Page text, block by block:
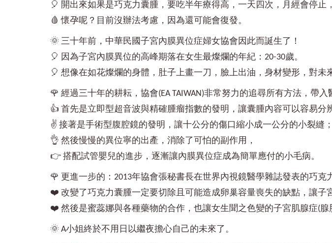
🎈 開出來如果是巧克力囊腫，要吃半年療得高，一天四次，月經會停止
🩸 懷孕呢？目前沒辦法考慮，因為還可能會復發。
🌞 三十年前，中華民國子宮內膜異位症婦女協會因此而誕生了！
🎈 因為子宮內膜異位的高峰期落在女生最燦爛的年紀：20-30歲。
🎈 想像在如花燦爛的身體，肚子上畫一刀，臉上出油，身材變形，對未
🌹 經過三十年的耕耘，協會(EA TAIWAN)非常努力的追尋所有方法，帶
👍 首先是立即型超音波與精確腫瘤指數的發明，讓囊腫內容可以容易分
✌️ 接著是手術型腹腔鏡的發明，讓十公分的傷口縮小成一公分的小裂縫；
👌 然後慢慢的異位寧的出產，消除了可怕的副作用，
👉 搭配試管嬰兒的進步，逐漸讓內膜異位症成為簡單應付的小毛病。
🌹 更進一步的：2013年協會張秘書長在世界內視鏡醫學雜誌發表的巧克
❤️ 改變了巧克力囊腫一定要切除且可能造成卵巢容量喪失的缺點，讓子
❤️ 然後是蜜蕊娜與各種藥物的合作，也讓女生聞之色變的子宮肌腺症(腺
🌞 A小姐終於不用日以繼夜擔心自己的未來了。